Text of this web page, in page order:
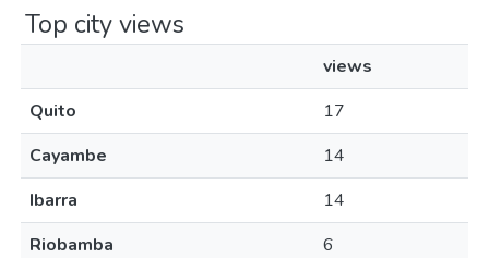
Top city views
views
Quito
17
Cayambe
14
Ibarra
14
Riobamba
6